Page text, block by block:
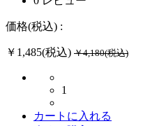
価格(税込) :
￥1,485(税込) ￥4,180(税込)
1
カートに入れる